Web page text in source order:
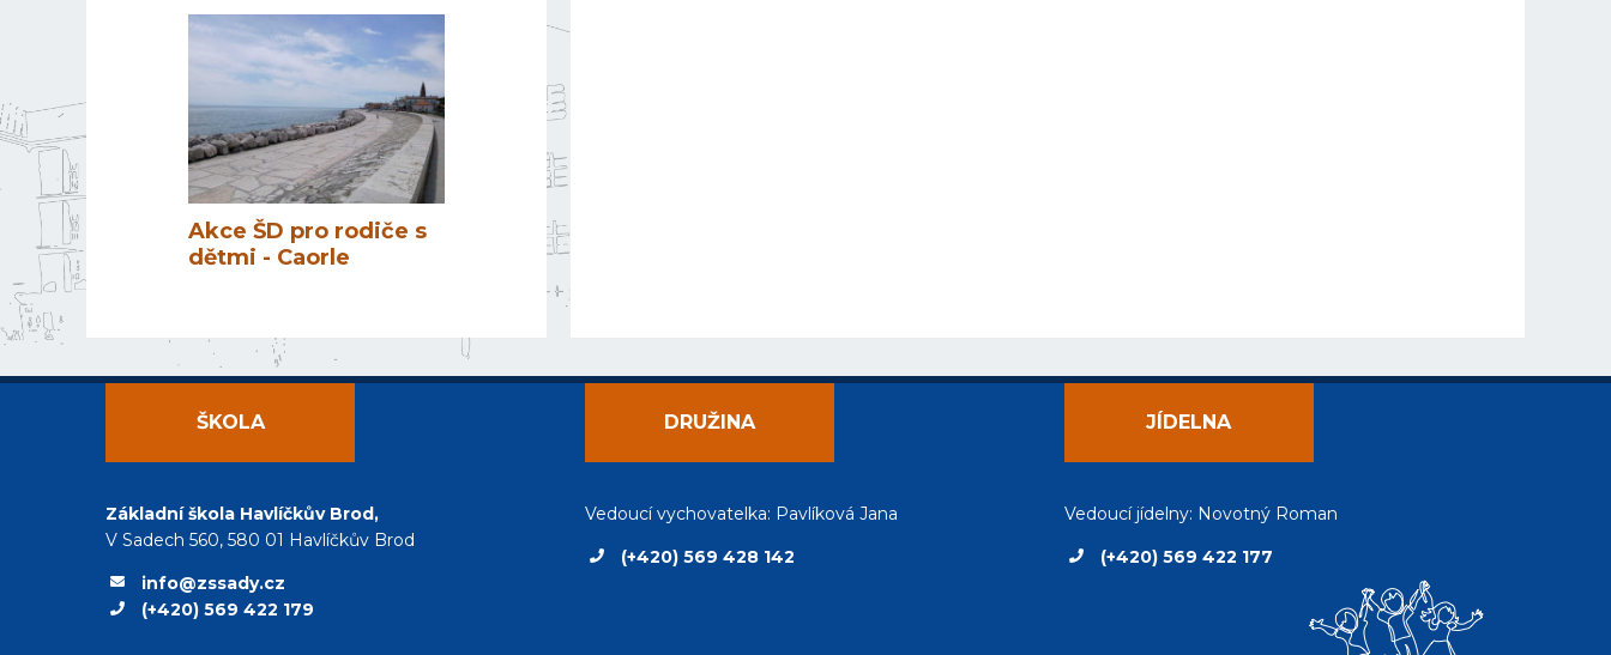
Akce ŠD pro rodiče s
dětmi - Caorle
ŠKOLA
Základní škola Havlíčkův Brod,
V Sadech 560, 580 01 Havlíčkův Brod
info@zssady.cz
(+420) 569 422 179
DRUŽINA
Vedoucí vychovatelka: Pavlíková Jana
(+420) 569 428 142
JÍDELNA
Vedoucí jídelny: Novotný Roman
(+420) 569 422 177